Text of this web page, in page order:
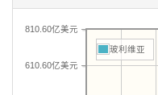
610.60亿美元
810.60亿美元
玻利维亚